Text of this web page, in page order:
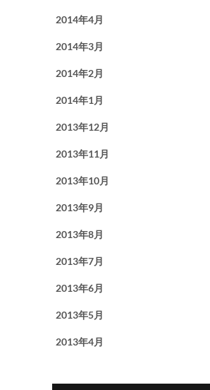
2014年4月
2014年3月
2014年2月
2014年1月
2013年12月
2013年11月
2013年10月
2013年9月
2013年8月
2013年7月
2013年6月
2013年5月
2013年4月